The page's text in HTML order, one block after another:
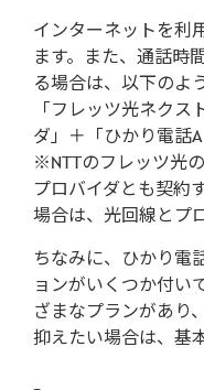
インターネットを利
ます。また、通話時
る場合は、以下のよ
「フレッツ光ネク
ダ」＋「ひかり電話A
※NTTのフレッツ光
プロバイダとも契約
場合は、光回線とプ
ちなみに、ひかり電
ョンがいくつか付い
ざまなプランがあり
抑えたい場合は、基